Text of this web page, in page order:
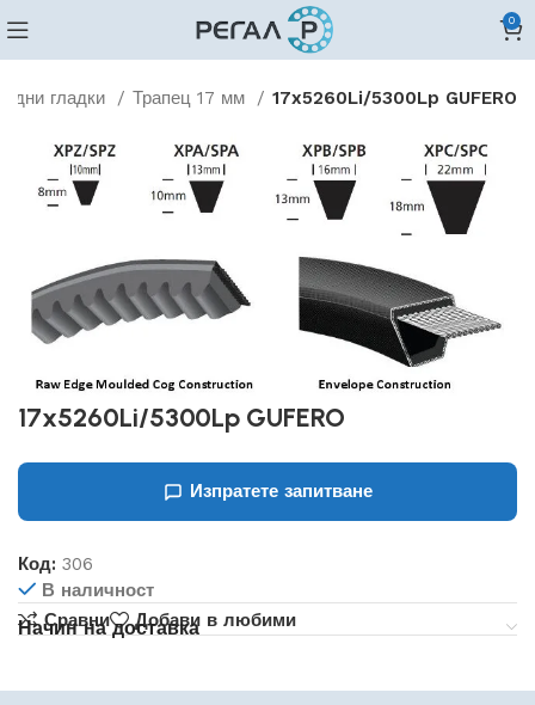
0
гладки Трапец 17 мм 17x5260Li/5300Lp GUFERO
17x5260Li/5300Lp GUFERO
Изпратете запитване
Код:306
В наличност
Сравни
Добави в любими
Начин на доставка